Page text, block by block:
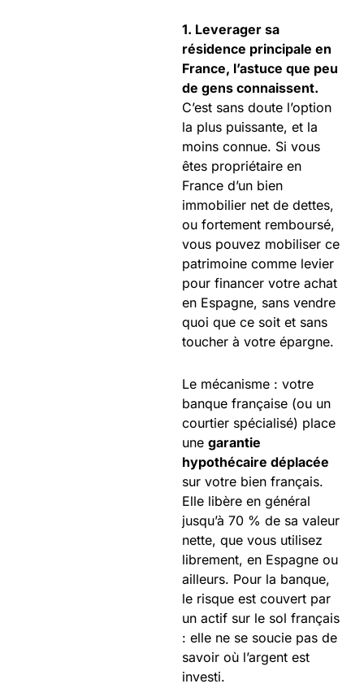
1. Leverager sa
résidence principale en
France, l’astuce que peu
de gens connaissent.
C’est sans doute l’option
la plus puissante, et la
moins connue. Si vous
êtes propriétaire en
France d’un bien
immobilier net de dettes,
ou fortement remboursé,
vous pouvez mobiliser ce
patrimoine comme levier
pour financer votre achat
en Espagne, sans vendre
quoi que ce soit et sans
toucher à votre épargne.
Le mécanisme : votre
banque française (ou un
courtier spécialisé) place
une garantie
hypothécaire déplacée
sur votre bien français.
Elle libère en général
jusqu’à 70 % de sa valeur
nette, que vous utilisez
librement, en Espagne ou
ailleurs. Pour la banque,
le risque est couvert par
un actif sur le sol français
: elle ne se soucie pas de
savoir où l’argent est
investi.